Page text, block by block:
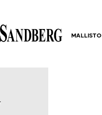
MALLISTO